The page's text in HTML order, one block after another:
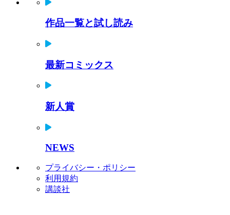
作品一覧と試し読み
最新コミックス
新人賞
NEWS
プライバシー・ポリシー
利用規約
講談社